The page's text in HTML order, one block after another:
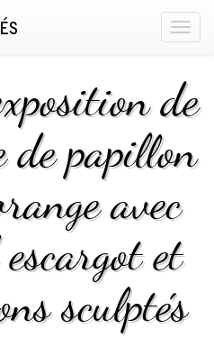
T
g
g
l
n
v
g
a
t
i
de
papillon
avec
et
sculptés